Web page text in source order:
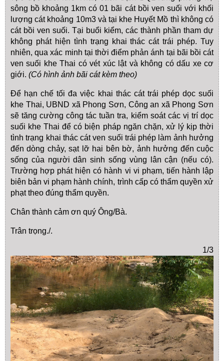
sông bồ khoảng 1km có 01 bãi cát bồi ven suối với khối
lượng cát khoảng 10m3 và tại khe Huyết Mồ thì không có
cát bồi ven suối. Tại buổi kiểm, các thành phần tham dự
không phát hiện tình trạng khai thác cát trái phép. Tuy
nhiên, qua xác minh tại thời điểm phản ánh tại bãi bồi cát
ven suối khe Thai có vét xúc lật và không có dấu xe cơ
giới. (Có hình ảnh bãi cát kèm theo)
Để hạn chế tối đa việc khai thác cát trái phép dọc suối
khe Thai, UBND xã Phong Sơn, Công an xã Phong Sơn
sẽ tăng cường công tác tuần tra, kiểm soát các vị trí dọc
suối khe Thai để có biện pháp ngăn chặn, xử lý kịp thời
tình trạng khai thác cát ven suối trái phép làm ảnh hưởng
đến dòng chảy, sạt lỡ hai bên bờ, ảnh hưởng đến cuộc
sống của người dân sinh sống vùng lân cận (nếu có).
Trường hợp phát hiện có hành vi vi phạm, tiến hành lập
biên bản vi phạm hành chính, trình cấp có thẩm quyền xử
phạt theo đúng thẩm quyền.
Chân thành cảm ơn quý Ông/Bà.
Trân trọng./.
1/3